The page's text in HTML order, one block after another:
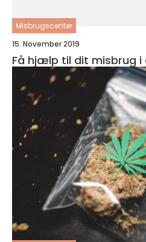
Misbrugscenter
15. November 2019
Få hjælp til dit misbrug i